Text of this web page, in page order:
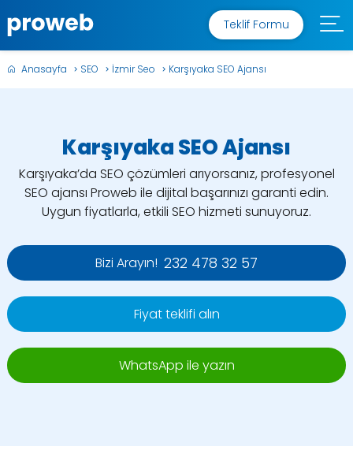
Teklif Formu
Anasayfa SEO İzmir Seo Karşıyaka SEO Ajansı
Karşıyaka SEO Ajansı
Karşıyaka’da SEO çözümleri arıyorsanız, profesyonel
SEO ajansı Proweb ile dijital başarınızı garanti edin.
Uygun fiyatlarla, etkili SEO hizmeti sunuyoruz.
Bizi Arayın! 232 478 32 57
Fiyat teklifi alın
WhatsApp ile yazın